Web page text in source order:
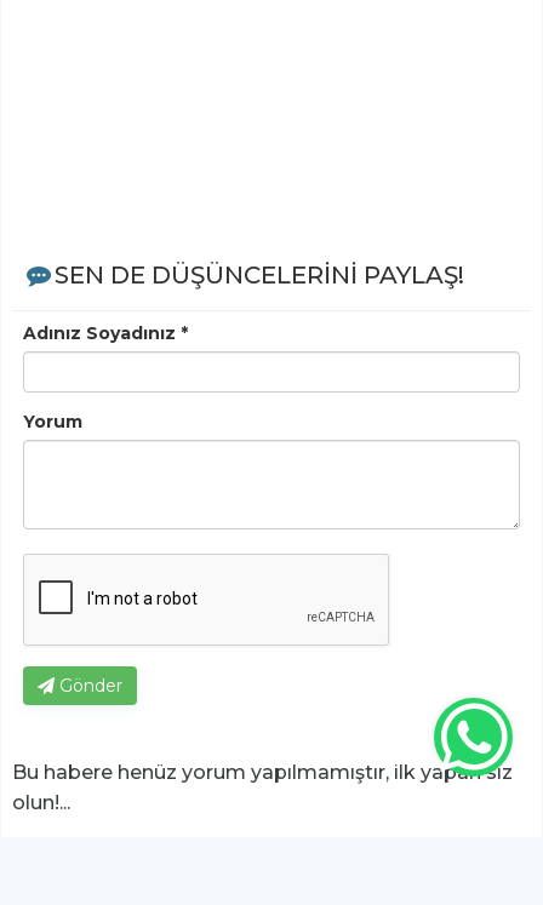
SEN DE DÜŞÜNCELERİNİ PAYLAŞ!
Adınız Soyadınız *
Yorum
Gönder
Bu habere henüz yorum yapılmamıştır, ilk yapan siz
olun!...